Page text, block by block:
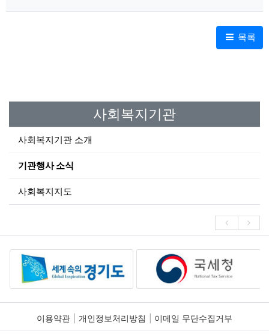
목록
사회복지기관
사회복지기관 소개
기관행사 소식
사회복지지도
이용약관 개인정보처리방침 이메일 무단수집거부